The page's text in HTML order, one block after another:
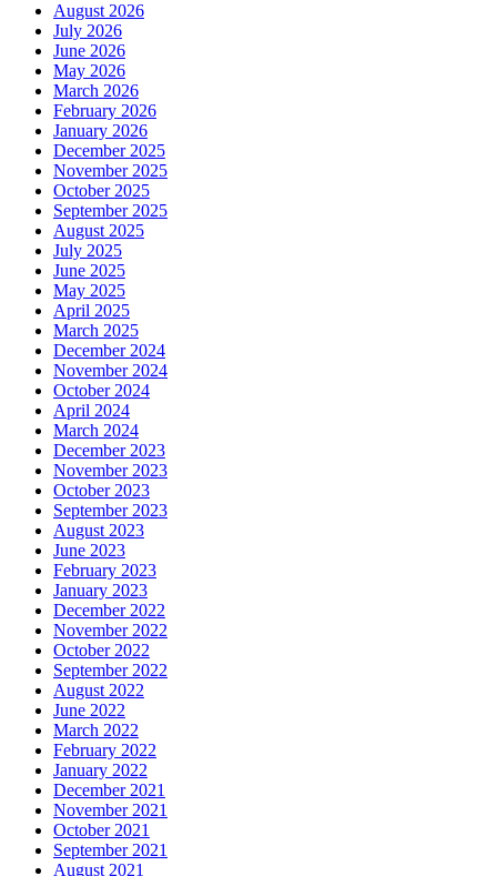
August 2026
July 2026
June 2026
May 2026
March 2026
February 2026
January 2026
December 2025
November 2025
October 2025
September 2025
August 2025
July 2025
June 2025
May 2025
April 2025
March 2025
December 2024
November 2024
October 2024
April 2024
March 2024
December 2023
November 2023
October 2023
September 2023
August 2023
June 2023
February 2023
January 2023
December 2022
November 2022
October 2022
September 2022
August 2022
June 2022
March 2022
February 2022
January 2022
December 2021
November 2021
October 2021
September 2021
August 2021